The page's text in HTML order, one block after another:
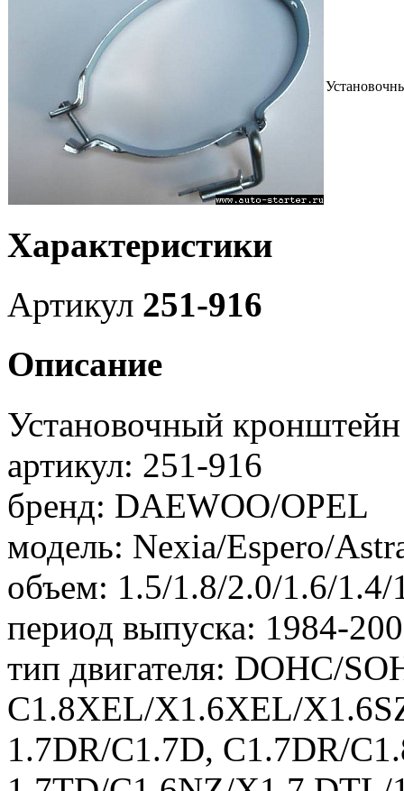
Характеристики
Артикул 251-916
Описание
Установочный
артикул: 251-916
бренд: DAEWOO/OPEL
модель: Nexia/Espero/
объем: 1.5/1.8/2.0/1.6/1.4/
период выпуска: 1984-
тип двигателя: DOHC/
C1.8XEL/X1.6XEL/
1.7DR/C1.7D, C1.7DR/